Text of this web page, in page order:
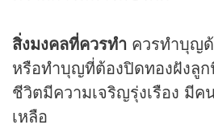
สิ่งมงคลที่ควรทำ ควรทำบุญ
หรือทำบุญที่ต้องปิดทองฝังลู
ชีวิตมีความเจริญรุ่งเรือง มีค
เหลือ